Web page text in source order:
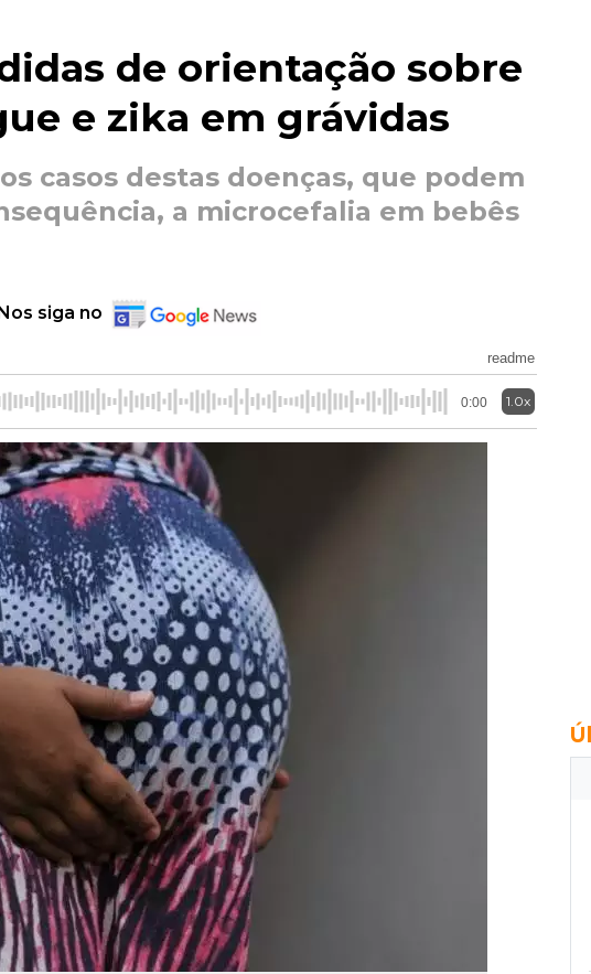
de orientação sobre
e zika em grávidas
casos destas doenças, que podem
a microcefalia em bebês
siga no
readme
0:00 1.0x